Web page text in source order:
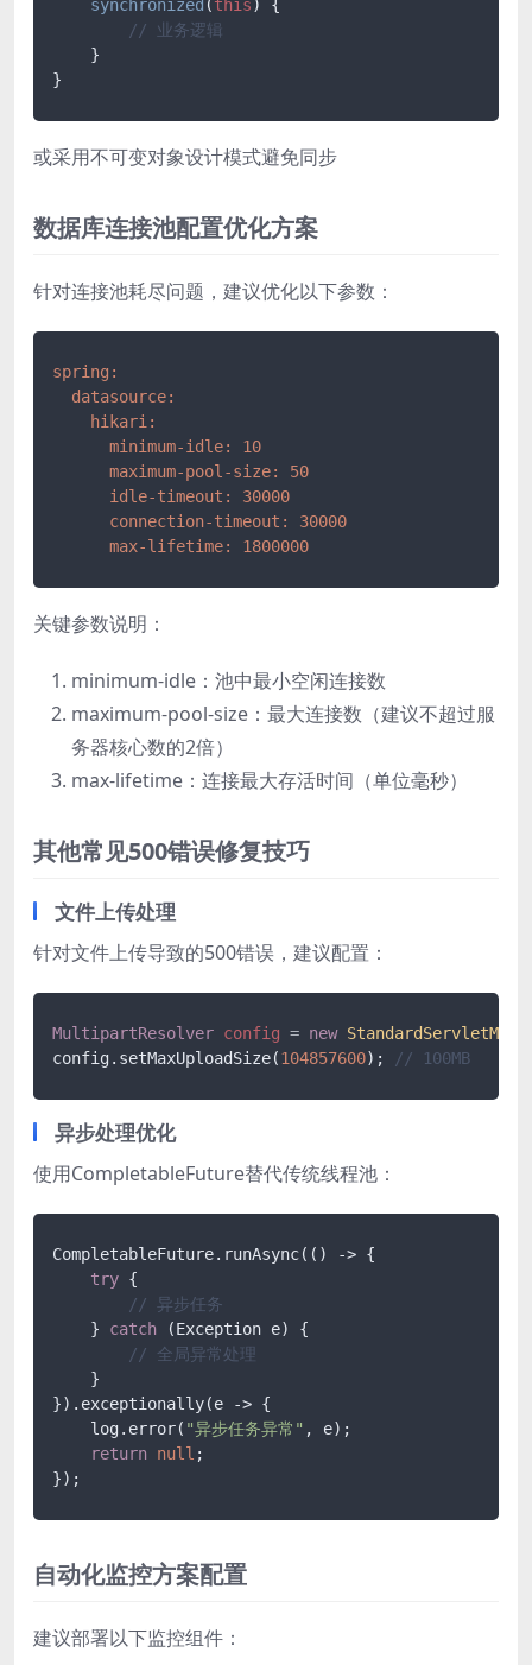
synchronized ( this ) {
// 业务逻辑
    }
}
或采用不可变对象设计模式避免同步
数据库连接池配置优化方案
针对连接池耗尽问题，建议优化以下参数：
spring:
datasource:
hikari:
minimum-idle:
10
maximum-pool-size:
50
idle-timeout:
30000
connection-timeout:
30000
max-lifetime:
1800000
关键参数说明：
minimum-idle：池中最小空闲连接数
maximum-pool-size：最大连接数（建议不超过服
务器核心数的2倍）
max-lifetime：连接最大存活时间（单位毫秒）
其他常见500错误修复技巧
文件上传处理
针对文件上传导致的500错误，建议配置：
MultipartResolver config = new
config.setMaxUploadSize(104857600); // 100MB
异步处理优化
使用CompletableFuture替代传统线程池：
CompletableFuture.runAsync(() -> {
try {
// 异步任务
    }
catch (Exception e) {
// 全局异常处理
    }
}).exceptionally(e -> {
    log.error(
"异步任务异常" , e);
return null ;
});
自动化监控方案配置
建议部署以下监控组件：